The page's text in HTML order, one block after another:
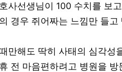
사선생님이 100 수치를 보
경우 쥐어짜는 느낌만 들
만해도 딱히 사태의 심각성
전 마음편하려고 병원을 방